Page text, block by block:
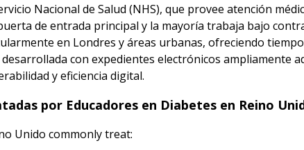
Nacional de Salud (NHS), que provee atención
de entrada principal y la mayoría trabaja bajo
en Londres y áreas urbanas, ofreciendo
con expedientes electrónicos ampliamente
y eficiencia digital.
por Educadores en Diabetes en Reino
Unido commonly treat: